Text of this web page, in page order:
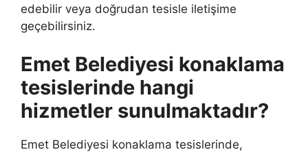
edebilir veya doğrudan tesisle iletişime
geçebilirsiniz.
Emet Belediyesi konaklama
tesislerinde hangi
hizmetler sunulmaktadır?
Emet Belediyesi konaklama tesislerinde,